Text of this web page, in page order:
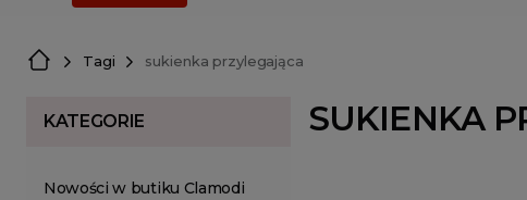
Tagi sukienka przylegająca
KATEGORIE
Nowości w butiku Clamodi
SUKIENKA